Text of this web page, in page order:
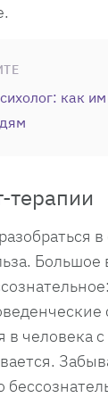
как им
терапии
в человека